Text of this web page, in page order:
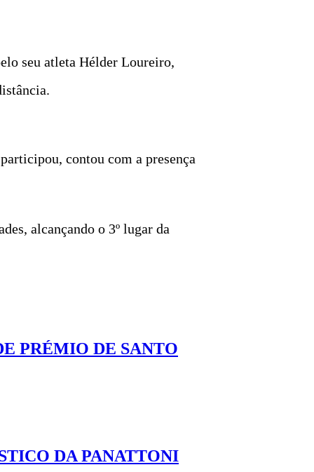
seu atleta Hélder Loureiro,
contou com a presença
alcançando o 3º lugar da
PRÉMIO DE SANTO
DA PANATTONI